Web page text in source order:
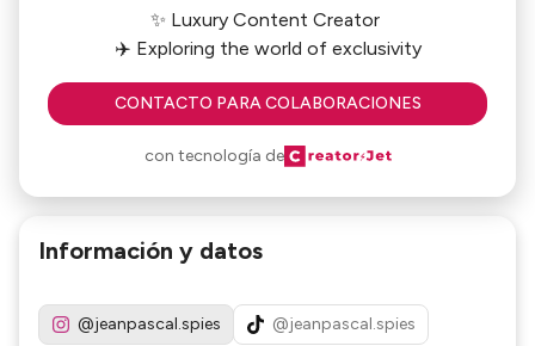
✨ Luxury Content Creator
✈️ Exploring the world of exclusivity
CONTACTO PARA COLABORACIONES
con tecnología de
Información y datos
@jeanpascal.spies @jeanpascal.spies